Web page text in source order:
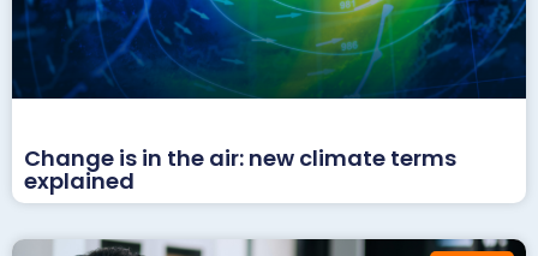
Change is in the air: new climate terms
explained